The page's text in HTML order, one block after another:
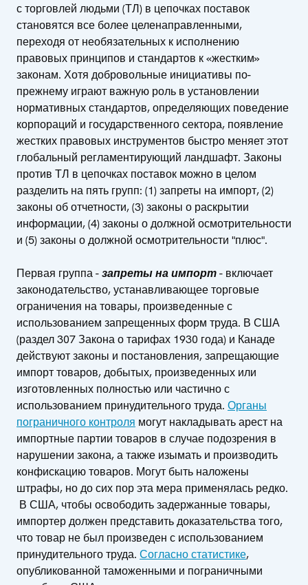
с торговлей людьми (ТЛ) в цепочках поставок
становятся все более целенаправленными,
переходя от необязательных к исполнению
правовых принципов и стандартов к «жестким»
законам. Хотя добровольные инициативы по-
прежнему играют важную роль в установлении
нормативных стандартов, определяющих поведение
корпораций и государственного сектора, появление
жестких правовых инструментов быстро меняет этот
глобальный регламентирующий ландшафт. Законы
против ТЛ в цепочках поставок можно в целом
разделить на пять групп: (1) запреты на импорт, (2)
законы об отчетности, (3) законы о раскрытии
информации, (4) законы о должной осмотрительности
и (5) законы о должной осмотрительности "плюс".
Первая группа -запреты на импорт- включает
законодательство, устанавливающее торговые
ограничения на товары, произведенные с
использованием запрещенных форм труда. В США
(раздел 307 Закона о тарифах 1930 года) и Канаде
действуют законы и постановления, запрещающие
импорт товаров, добытых, произведенных или
изготовленных полностью или частично с
использованием принудительного труда. Органы
пограничного контроля могут накладывать арест на
импортные партии товаров в случае подозрения в
нарушении закона, а также изымать и производить
конфискацию товаров. Могут быть наложены
штрафы, но до сих пор эта мера применялась редко.
В США, чтобы освободить задержанные товары,
импортер должен представить доказательства того,
что товар не был произведен с использованием
принудительного труда. Согласно статистике,
опубликованной таможенными и пограничными